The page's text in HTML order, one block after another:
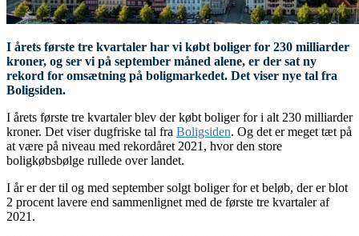
I årets første tre kvartaler har vi købt boliger for 230 milliarder
kroner, og ser vi på september måned alene, er der sat ny
rekord for omsætning på boligmarkedet. Det viser nye tal fra
Boligsiden.
I årets første tre kvartaler blev der købt boliger for i alt 230 milliarder
kroner. Det viser dugfriske tal fra Boligsiden. Og det er meget tæt på
at være på niveau med rekordåret 2021, hvor den store
boligkøbsbølge rullede over landet.
I år er der til og med september solgt boliger for et beløb, der er blot
2 procent lavere end sammenlignet med de første tre kvartaler af
2021.